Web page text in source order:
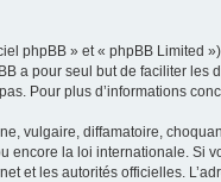
phpBB » et « phpBB Limited
a pour seul but de faciliter les
Pour plus d’informations
vulgaire, diffamatoire,
encore la loi internationale.
et les autorités officielles.